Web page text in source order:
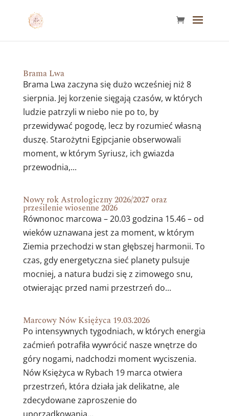
Brama Lwa
Brama Lwa zaczyna się dużo wcześniej niż 8
sierpnia. Jej korzenie sięgają czasów, w których
ludzie patrzyli w niebo nie po to, by
przewidywać pogodę, lecz by rozumieć własną
duszę. Starożytni Egipcjanie obserwowali
moment, w którym Syriusz, ich gwiazda
przewodnia,...
Nowy rok Astrologiczny 2026/2027 oraz
przesilenie wiosenne 2026
Równonoc marcowa – 20.03 godzina 15.46 – od
wieków uznawana jest za moment, w którym
Ziemia przechodzi w stan głębszej harmonii. To
czas, gdy energetyczna sieć planety pulsuje
mocniej, a natura budzi się z zimowego snu,
otwierając przed nami przestrzeń do...
Marcowy Nów Księżyca 19.03.2026
Po intensywnych tygodniach, w których energia
zaćmień potrafiła wywrócić nasze wnętrze do
góry nogami, nadchodzi moment wyciszenia.
Nów Księżyca w Rybach 19 marca otwiera
przestrzeń, która działa jak delikatne, ale
zdecydowane zaproszenie do